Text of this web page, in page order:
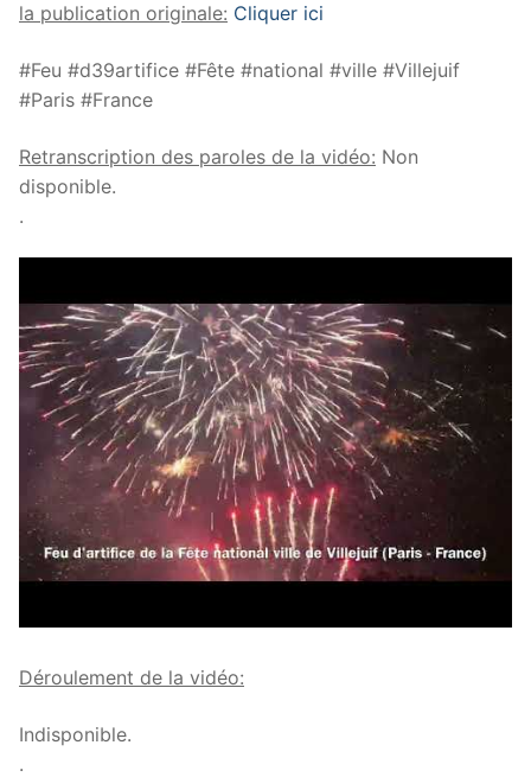
la publication originale: Cliquer ici
#Feu #d39artifice #Fête #national #ville #Villejuif
#Paris #France
Retranscription des paroles de la vidéo: Non
disponible.
.
Déroulement de la vidéo:
Indisponible.
.